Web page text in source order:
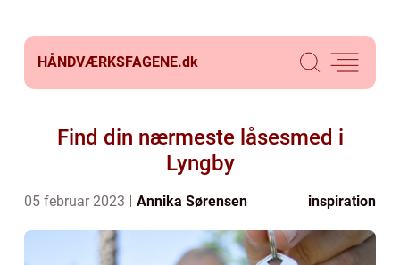
HÅNDVÆRKSFAGENE.dk
Find din nærmeste låsesmed i
Lyngby
05 februar 2023 Annika Sørensen inspiration